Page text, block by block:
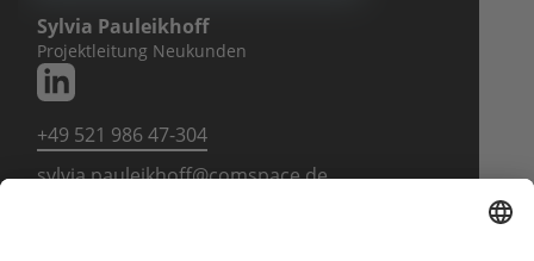
Sylvia Pauleikhoff
Projektleitung Neukunden
+49 521 986 47-304
sylvia.pauleikhoff@comspace.de